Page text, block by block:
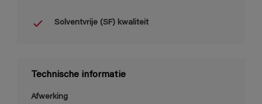
Solventvrije (SF) kwaliteit
Technische informatie
Afwerking